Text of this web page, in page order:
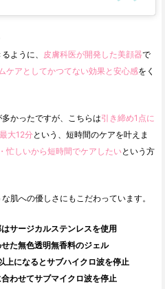
ように、 皮膚科医が開発した美顔器で
ケアとしてかつてない効果と安心感をく
かったですが、こちらは引き締め1点に
大12分という、短時間のケアを叶えま
忙しいから短時間でケアしたいという方
肌への優しさにもこだわっています。
はサージカルステンレスを使用
た無色透明無香料のジェル
上になるとサブハイクロ波を停止
合わせてサブマイクロ波を停止